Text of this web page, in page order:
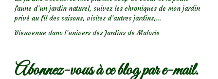
faune d’un jardin naturel, suivez les chroniques de mon jardin
privé au fil des saisons, visitez d’autres jardins,...
Bienvenue dans l’univers des Jardins de Malorie
Abonnez-vous à ce blog par e-mail.